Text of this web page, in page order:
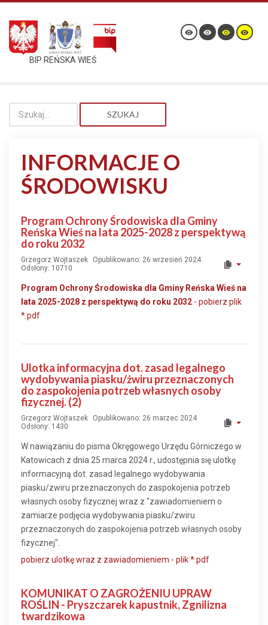
BIP REŃSKA WIEŚ
SZUKAJ
INFORMACJE O
ŚRODOWISKU
Program Ochrony Środowiska dla Gminy
Reńska Wieś na lata 2025-2028 z perspektywą
do roku 2032
Grzegorz Wojtaszek
Opublikowano: 26 wrzesień 2024
Odsłony: 10710
Program Ochrony Środowiska dla Gminy Reńska Wieś na
lata 2025-2028 z perspektywą do roku 2032 - pobierz plik
*.pdf
Ulotka informacyjna dot. zasad legalnego
wydobywania piasku/żwiru przeznaczonych
do zaspokojenia potrzeb własnych osoby
fizycznej. (2)
Grzegorz Wojtaszek
Opublikowano: 26 marzec 2024
Odsłony: 1430
W nawiązaniu do pisma Okręgowego Urzędu Górniczego w
Katowicach z dnia 25 marca 2024 r., udostępnia się ulotkę
informacyjną dot. zasad legalnego wydobywania
piasku/zwiru przeznaczonych do zaspokojenia potrzeb
własnych osoby fizycznej wraz z "zawiadomieniem o
zamiarze podjęcia wydobywania piasku/zwiru
przeznaczonych do zaspokojenia potrzeb własnych osoby
fizycznej".
pobierz ulotkę wraz z zawiadomieniem - plik *.pdf
KOMUNIKAT O ZAGROŻENIU UPRAW
ROŚLIN - Pryszczarek kapustnik, Zgnilizna
twardzikowa